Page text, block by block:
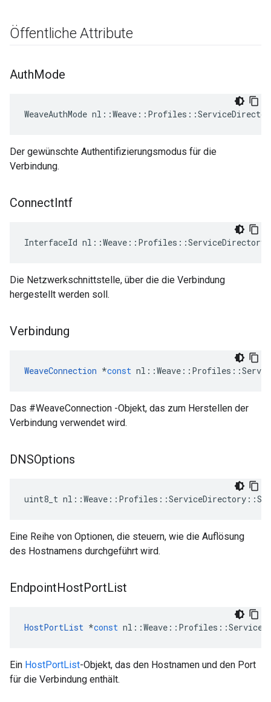
Öffentliche Attribute
AuthMode
WeaveAuthMode
Der gewünschte Authentifizierungsmodus für die
Verbindung.
ConnectIntf
InterfaceId
Die Netzwerkschnittstelle, über die die Verbindung
hergestellt werden soll.
Verbindung
WeaveConnection *const nl ::Weave :: Profiles ::
Das #WeaveConnection -Objekt, das zum Herstellen der
Verbindung verwendet wird.
DNSOptions
uint8_t
Eine Reihe von Optionen, die steuern, wie die Auflösung
des Hostnamens durchgeführt wird.
EndpointHostPortList
HostPortList *const nl ::Weave :: Profiles ::
Ein HostPortList-Objekt, das den Hostnamen und den Port
für die Verbindung enthält.